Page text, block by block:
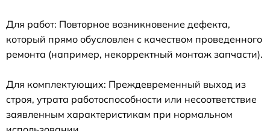
Для работ: Повторное возникновение дефекта,
который прямо обусловлен с качеством проведенного
ремонта (например, некорректный монтаж запчасти).
Для комплектующих: Преждевременный выход из
строя, утрата работоспособности или несоответствие
заявленным характеристикам при нормальном